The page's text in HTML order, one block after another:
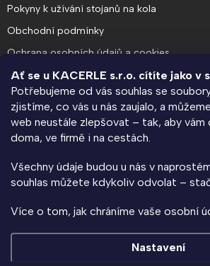
Ať se u KACERLE s.r.o. cítíte jako v
Potřebujeme od vás souhlas se
zjistíme, co vás u nás zaujalo, a
web neustále zlepšovat – tak, aby vám
doma, ve firmě i na cestách.
Všechny údaje budou u nás v
souhlas můžete kdykoliv odvolat –
Více o tom, jak chráníme vaše osobní
Nastavení
Pokyny k užívání stojanů na kola
Obchodní podmínky
Ochrana osobních údajů a cookies
O SPOLEČNOSTI
KACERLE blog
Kolárna na klíč - informace pro bytové
Kontakty